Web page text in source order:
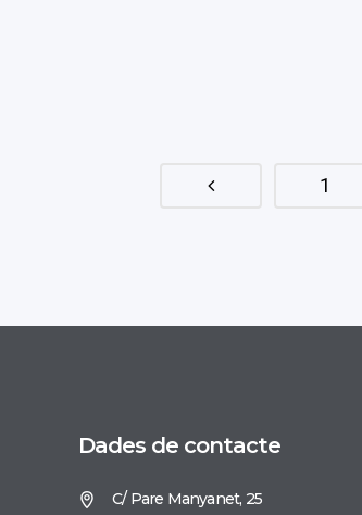
1
Dades de contacte
C/ Pare Manyanet, 25